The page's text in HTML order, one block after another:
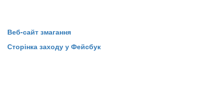
Веб-сайт змагання
Сторінка заходу у Фейсбук